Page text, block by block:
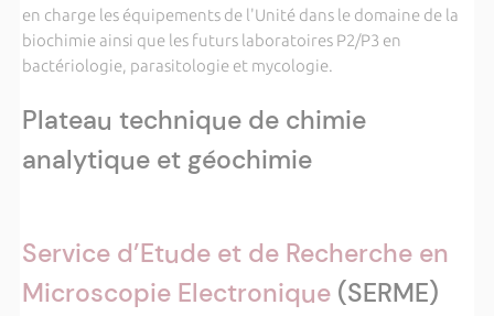
en charge les équipements de l'Unité dans le domaine de la
biochimie ainsi que les futurs laboratoires P2/P3 en
bactériologie, parasitologie et mycologie.
Plateau technique de chimie
analytique et géochimie
Service d’Etude et de Recherche en
Microscopie Electronique(SERME)